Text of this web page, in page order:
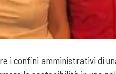
i confini amministrativi di